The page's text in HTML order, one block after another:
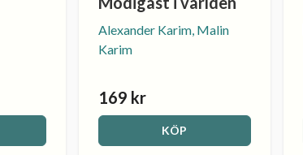
Alexander Karim, Malin
Karim
169 kr
KÖP